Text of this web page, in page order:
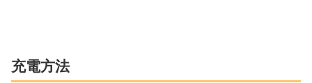
充電方法